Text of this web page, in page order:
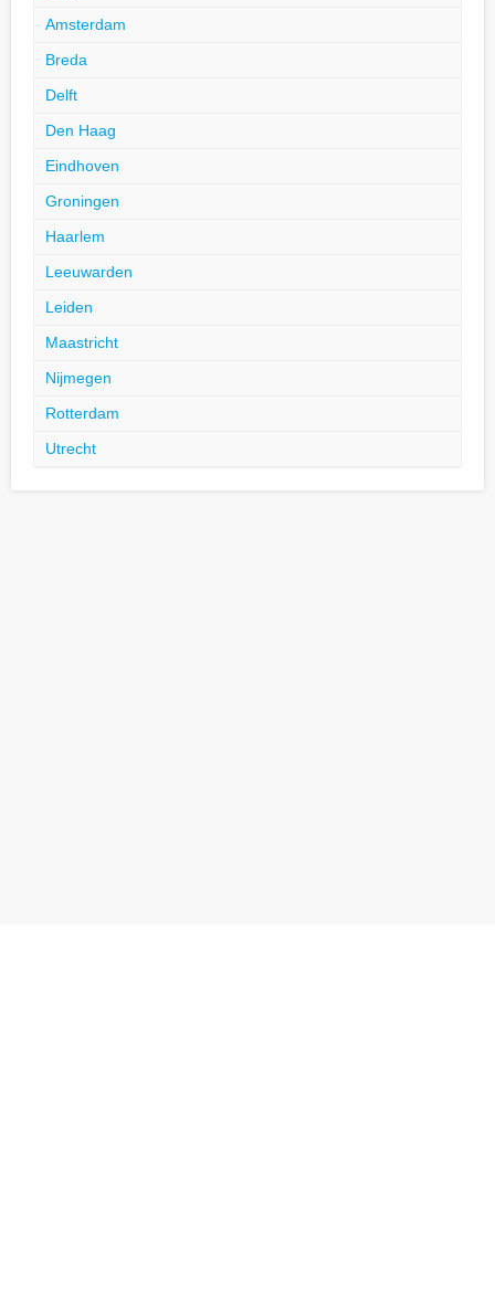
Amsterdam
Breda
Delft
Den Haag
Eindhoven
Groningen
Haarlem
Leeuwarden
Leiden
Maastricht
Nijmegen
Rotterdam
Utrecht